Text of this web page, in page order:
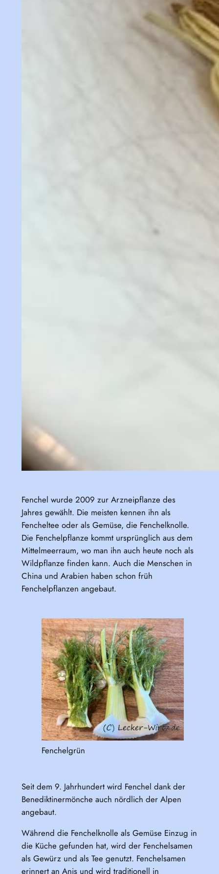
Fenchel wurde 2009 zur Arzneipflanze des
Jahres gewählt. Die meisten kennen ihn als
Fencheltee oder als Gemüse, die Fenchelknolle.
Die Fenchelpflanze kommt ursprünglich aus dem
Mittelmeerraum, wo man ihn auch heute noch als
Wildpflanze finden kann. Auch die Menschen in
China und Arabien haben schon früh
Fenchelpflanzen angebaut.
Fenchelgrün
Seit dem 9. Jahrhundert wird Fenchel dank der
Benediktinermönche auch nördlich der Alpen
angebaut.
Während die Fenchelknolle als Gemüse Einzug in
die Küche gefunden hat, wird der Fenchelsamen
als Gewürz und als Tee genutzt. Fenchelsamen
erinnert an Anis und wird traditionell in